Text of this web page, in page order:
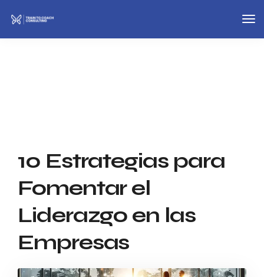
10 Estrategias para
Fomentar el
Liderazgo en las
Empresas